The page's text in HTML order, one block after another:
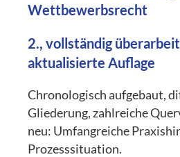
Wettbewerbsrecht
2., vollständig
aktualisierte Auflage
Chronologisch aufgebaut,
Gliederung, zahlreiche
neu: Umfangreiche
Prozesssituation.